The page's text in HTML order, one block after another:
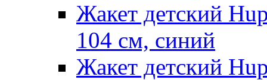
Жакет детский
104 см, синий
Жакет детский